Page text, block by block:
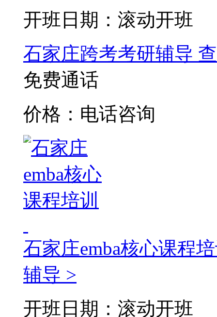
开班日期：滚动开班
石家庄跨考考研辅导
免费通话
价格：电话咨询
石家庄emba核心课程
辅导 >
开班日期：滚动开班